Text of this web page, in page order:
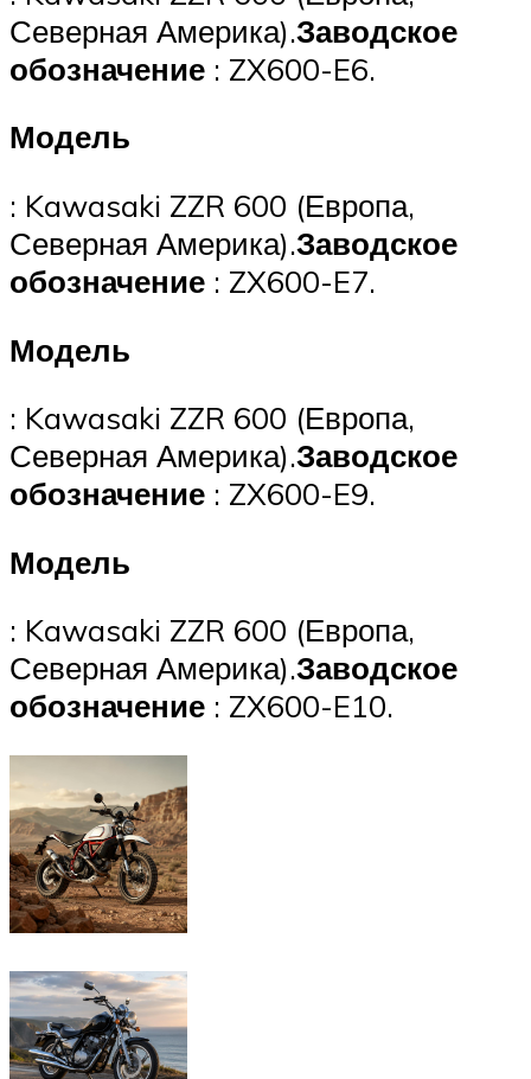
Северная Америка).Заводское
обозначение : ZX600-E6.
Модель
: Kawasaki ZZR 600 (Европа,
Северная Америка).Заводское
обозначение : ZX600-E7.
Модель
: Kawasaki ZZR 600 (Европа,
Северная Америка).Заводское
обозначение : ZX600-E9.
Модель
: Kawasaki ZZR 600 (Европа,
Северная Америка).Заводское
обозначение : ZX600-E10.